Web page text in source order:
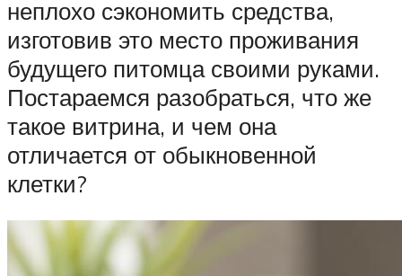
неплохо сэкономить средства,
изготовив это место проживания
будущего питомца своими руками.
Постараемся разобраться, что же
такое витрина, и чем она
отличается от обыкновенной
клетки?